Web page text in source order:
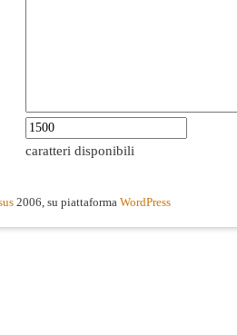
caratteri disponibili
2006, su piattaforma WordPress